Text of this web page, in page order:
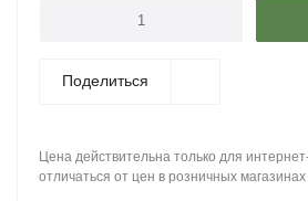
Поделиться
Цена действительна только для
отличаться от цен в розничных магазинах